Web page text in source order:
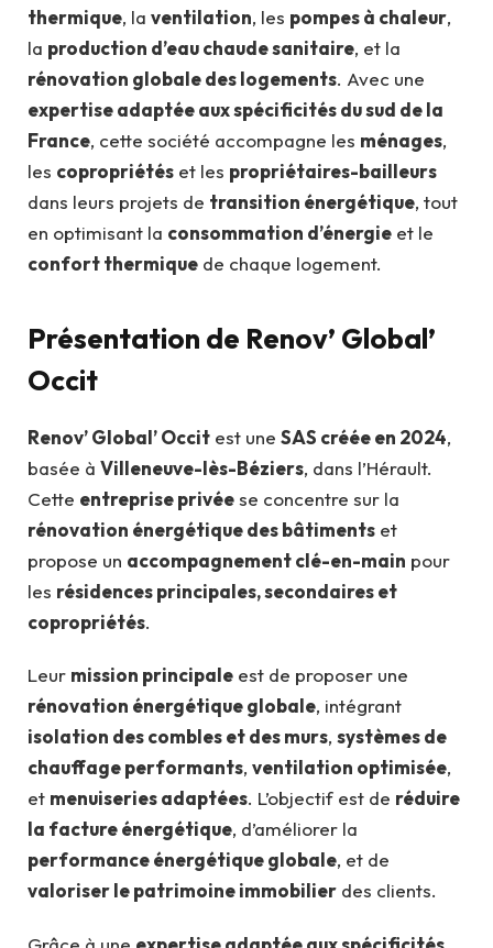
thermique, la ventilation, les pompes à chaleur,
la production d’eau chaude sanitaire, et la
rénovation globale des logements. Avec une
expertise adaptée aux spécificités du sud de la
France, cette société accompagne les ménages,
les copropriétés et les propriétaires-bailleurs
dans leurs projets de transition énergétique, tout
en optimisant la consommation d’énergie et le
confort thermique de chaque logement.
Présentation de Renov’ Global’
Occit
Renov’ Global’ Occit est une SAS créée en 2024,
basée à Villeneuve-lès-Béziers, dans l’Hérault.
Cette entreprise privéese concentre sur la
rénovation énergétique des bâtiments et
propose un accompagnement clé-en-main pour
les résidences principales, secondaires et
copropriétés.
Leur mission principale est de proposer une
rénovation énergétique globale, intégrant
isolation des combles et des murs, systèmes de
chauffage performants, ventilation optimisée,
et menuiseries adaptées. L’objectif est de réduire
la facture énergétique, d’améliorer la
performance énergétique globale, et de
valoriser le patrimoine immobilier des clients.